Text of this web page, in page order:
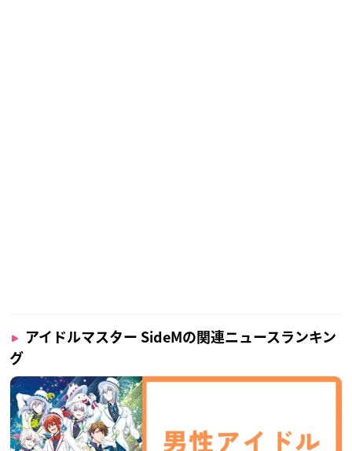
アイドルマスター SideMの関連ニュースランキン
グ